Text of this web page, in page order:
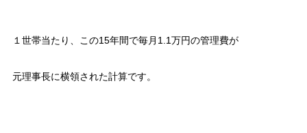
１世帯当たり、この15年間で毎月1.1万円の管理費が
元理事長に横領された計算です。